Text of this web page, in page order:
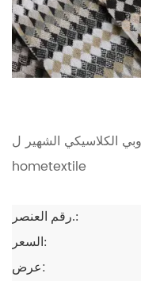
الكلاسيكي الشهير ل
hometextile
رقم العنصر.:
السعر:
عرض: